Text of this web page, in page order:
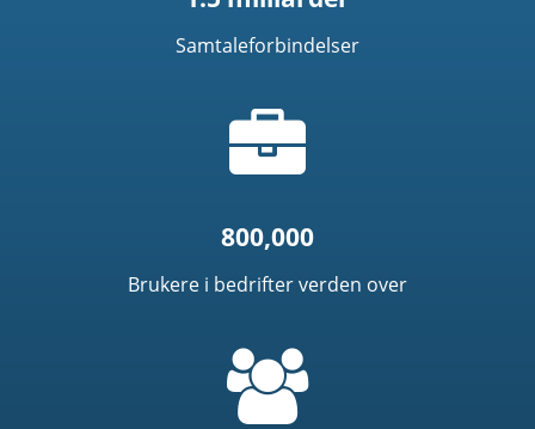
Samtaleforbindelser
Ikon
800,000
Brukere i bedrifter verden over